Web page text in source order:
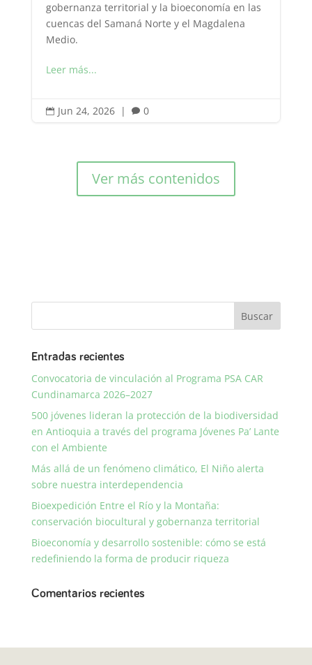
gobernanza territorial y la bioeconomía en las
cuencas del Samaná Norte y el Magdalena
Medio.
Leer más...
 Jun 24, 2026 |  0
Ver más contenidos
Entradas recientes
Convocatoria de vinculación al Programa PSA CAR
Cundinamarca 2026–2027
500 jóvenes lideran la protección de la biodiversidad
en Antioquia a través del programa Jóvenes Pa’ Lante
con el Ambiente
Más allá de un fenómeno climático, El Niño alerta
sobre nuestra interdependencia
Bioexpedición Entre el Río y la Montaña:
conservación biocultural y gobernanza territorial
Bioeconomía y desarrollo sostenible: cómo se está
redefiniendo la forma de producir riqueza
Comentarios recientes